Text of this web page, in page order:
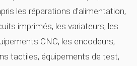
les réparations d'alimentation,
imprimés, les variateurs, les
CNC, les encodeurs,
tactiles, équipements de test,